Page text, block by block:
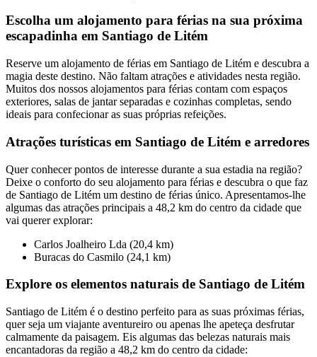
Escolha um alojamento para férias na sua próxima
escapadinha em Santiago de Litém
Reserve um alojamento de férias em Santiago de Litém e descubra a
magia deste destino. Não faltam atrações e atividades nesta região.
Muitos dos nossos alojamentos para férias contam com espaços
exteriores, salas de jantar separadas e cozinhas completas, sendo
ideais para confecionar as suas próprias refeições.
Atrações turísticas em Santiago de Litém e arredores
Quer conhecer pontos de interesse durante a sua estadia na região?
Deixe o conforto do seu alojamento para férias e descubra o que faz
de Santiago de Litém um destino de férias único. Apresentamos-lhe
algumas das atrações principais a 48,2 km do centro da cidade que
vai querer explorar:
Carlos Joalheiro Lda (20,4 km)
Buracas do Casmilo (24,1 km)
Explore os elementos naturais de Santiago de Litém
Santiago de Litém é o destino perfeito para as suas próximas férias,
quer seja um viajante aventureiro ou apenas lhe apeteça desfrutar
calmamente da paisagem. Eis algumas das belezas naturais mais
encantadoras da região a 48,2 km do centro da cidade: